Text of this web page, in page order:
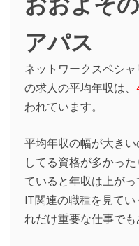
アパス
ネットワークスペシ
の求人の平均年収は、
われています。
平均年収の幅が大き
してる資格が多かっ
ていると年収は上がっ
IT関連の職種を見て
れだけ重要な仕事でも